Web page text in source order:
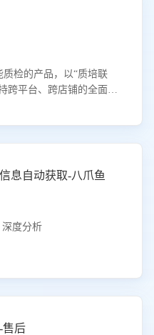
检的产品，以“质培联
跨平台、跨店铺的全面、
息自动获取-八爪鱼
深度分析
售后